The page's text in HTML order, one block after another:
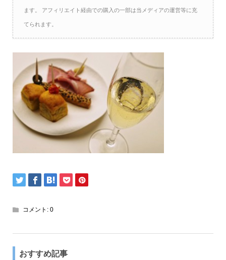
ます。 アフィリエイト経由での購入の一部は当メディアの運営等に充
てられます。
コメント: 0
おすすめ記事